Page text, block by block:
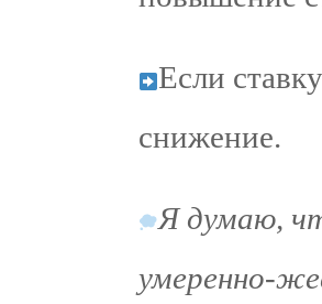
Если
снижение.
Я думаю,
умеренно-